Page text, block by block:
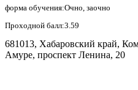
форма обучения:Очно, заочно
Проходной балл:3.59
681013, Хабаровский край,
Амуре, проспект Ленина, 20